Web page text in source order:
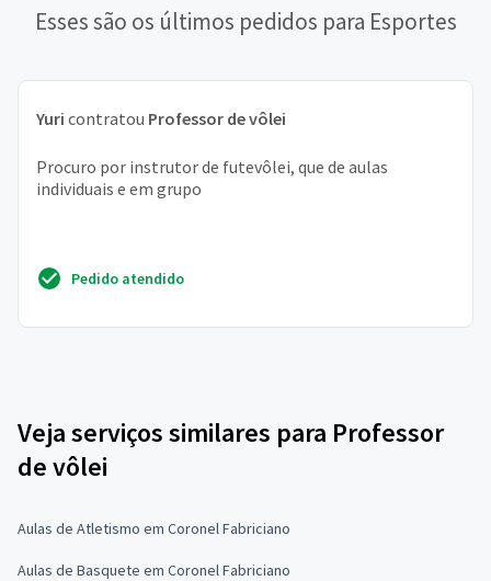
Esses são os últimos pedidos para Esportes
Yuri contratou Professor de vôlei
Procuro por instrutor de futevôlei, que de aulas
individuais e em grupo
Pedido atendido
Veja serviços similares para Professor
de vôlei
Aulas de Atletismo em Coronel Fabriciano
Aulas de Basquete em Coronel Fabriciano